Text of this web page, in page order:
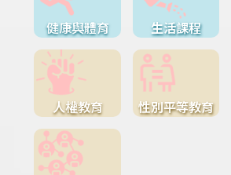
健康與體育 生活課程
人權教育 性別平等教育